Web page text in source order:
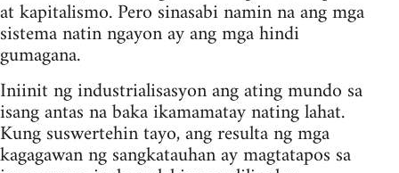
at kapitalismo. Pero sinasabi namin na ang mga
sistema natin ngayon ay ang mga hindi
gumagana.
Iniinit ng industrialisasyon ang ating mundo sa
isang antas na baka ikamamatay nating lahat.
Kung suswertehin tayo, ang resulta ng mga
kagagawan ng sangkatauhan ay magtatapos sa